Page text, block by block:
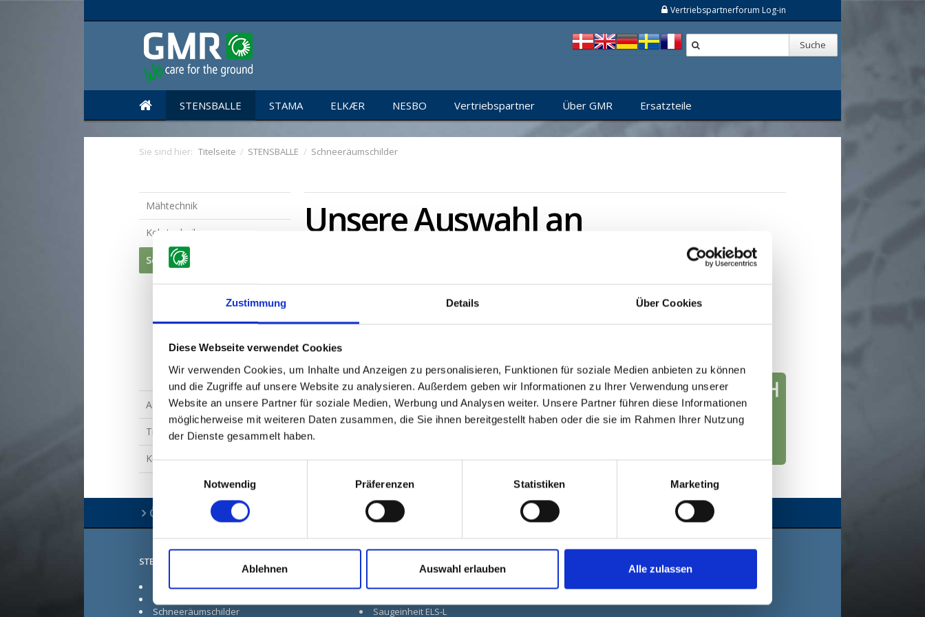
Zustimmung Details Über Cookies
Diese Webseite verwendet Cookies
Wir verwenden Cookies, um Inhalte und Anzeigen zu personalisieren, Funktionen für soziale Medien anbieten zu können
und die Zugriffe auf unsere Website zu analysieren. Außerdem geben wir Informationen zu Ihrer Verwendung unserer
Website an unsere Partner für soziale Medien, Werbung und Analysen weiter. Unsere Partner führen diese Informationen
möglicherweise mit weiteren Daten zusammen, die Sie ihnen bereitgestellt haben oder die sie im Rahmen Ihrer Nutzung
der Dienste gesammelt haben.
Notwendig
Präferenzen Statistiken Marketing
Ablehnen Auswahl erlauben Alle zulassen
Vertriebspartnerforum Log-in
Suche
STENSBALLE STAMA ELKÆR NESBO Vertriebspartner Über GMR Ersatzteile
Sie sind hier: Titelseite / STENSBALLE / Schneeräumschilder
Mähtechnik
Kehrtechnik
Schneeräumschilder
Schneeräumschilder bis 30
Schneeräumschilder von 31
PS
Astsäge und Heckenscheren
Traktorzubehör
Kontakt zur Vertriebsabteilung
Unsere Auswahl an
Bis zu 30 PS
Öffnungszeiten
STENSBALLE
Mähtechnik
Kehrtechnik
Schneeräumschilder
Laubsauger MK-10
Saugeinheit ELS-L
Ersatzteillisten